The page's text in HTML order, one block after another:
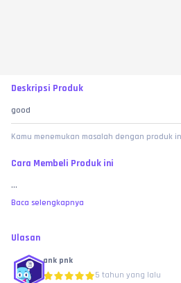
Deskripsi Produk
good
Kamu menemukan masalah dengan produk
Cara Membeli Produk ini
...
Baca selengkapnya
Ulasan
ank pnk
5 tahun yang lalu